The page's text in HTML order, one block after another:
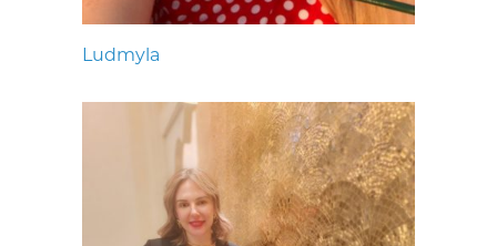
Ludmyla